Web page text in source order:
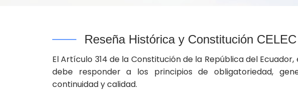
Reseña Histórica y Constitución
El Artículo 314 de la Constitución de la República del
debe responder a los principios de obligatoriedad,
continuidad y calidad.